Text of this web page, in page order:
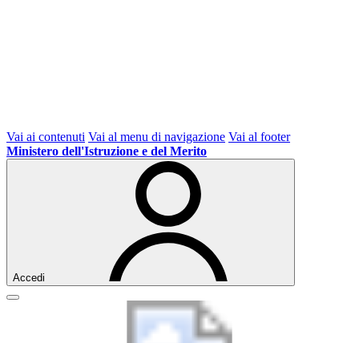
Vai ai contenuti Vai al menu di navigazione Vai al footer
Ministero dell'Istruzione e del Merito
Accedi